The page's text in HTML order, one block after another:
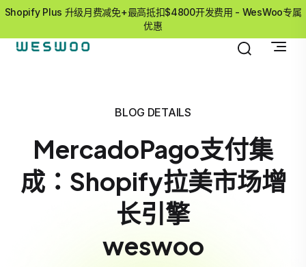
Shopify Plus 升级月费减免+最高抵扣$4800开发费用 - WesWoo专属
优惠
BLOG DETAILS
MercadoPago支付集
成：Shopify拉美市场增
长引擎
weswoo